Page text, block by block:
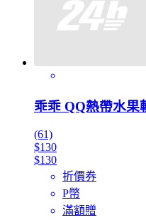
乖乖 QQ熱帶水果
(61)
$130
$130
折價券
P幣
滿額贈